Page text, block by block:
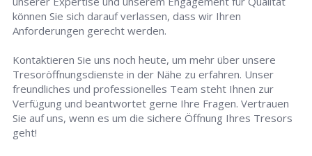
können Sie sich darauf verlassen, dass wir Ihren
Anforderungen gerecht werden.
Kontaktieren Sie uns noch heute, um mehr über unsere
Tresoröffnungsdienste in der Nähe zu erfahren. Unser
freundliches und professionelles Team steht Ihnen zur
Verfügung und beantwortet gerne Ihre Fragen. Vertrauen
Sie auf uns, wenn es um die sichere Öffnung Ihres Tresors
geht!